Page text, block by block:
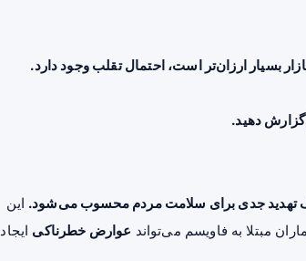
بسیار ارزان‌تر است، احتمال تقلب وجود دارد.
دهید.
یک تهدید جدی برای سلامت مردم محسوب می‌شود. این
مبتلا به فاویسم می‌تواند عوارض خطرناکی ایجاد